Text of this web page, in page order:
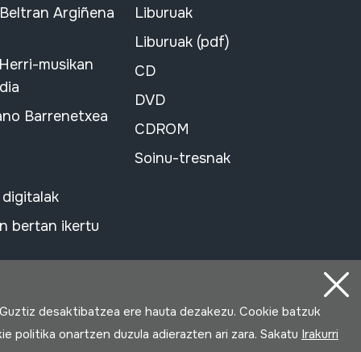
Argiñena
musikan
Barrenetxea
bertan ikertu
Liburuak
Liburuak (pdf)
CD
DVD
CDROM
Soinu-tresnak
desaktibatzea ere hauta dezakezu. Cookie batzuk
politika onartzen duzula adierazten ari zara. Sakatu Irakurri